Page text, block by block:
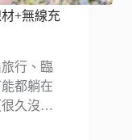
+無線充
行、臨
都躺在
很久沒…